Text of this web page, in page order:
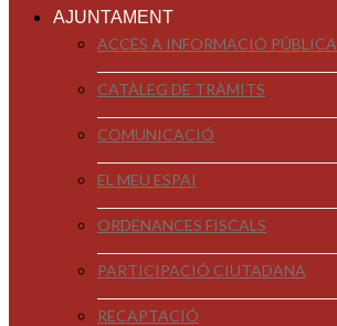
AJUNTAMENT
ACCÉS A INFORMACIÓ PÚBLICA
CATÀLEG DE TRÀMITS
COMUNICACIÓ
EL MEU ESPAI
ORDENANCES FISCALS
PARTICIPACIÓ CIUTADANA
RECAPTACIÓ